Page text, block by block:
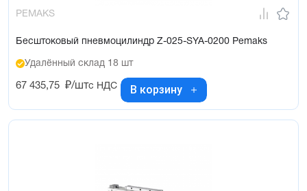
PEMAKS
Бесштоковый пневмоцилиндр Z-025-SYA-0200 Pemaks
Удалённый склад 18 шт
67 435,75 ₽/штс НДС В корзину